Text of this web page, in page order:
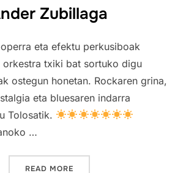
Zubillaga
eta efektu perkusiboak
txiki bat sortuko digu
ostegun honetan. Rockaren grina,
eta bluesaren indarra
Tolosatik.
…
READ MORE“ANDER ZUBILLAGA”